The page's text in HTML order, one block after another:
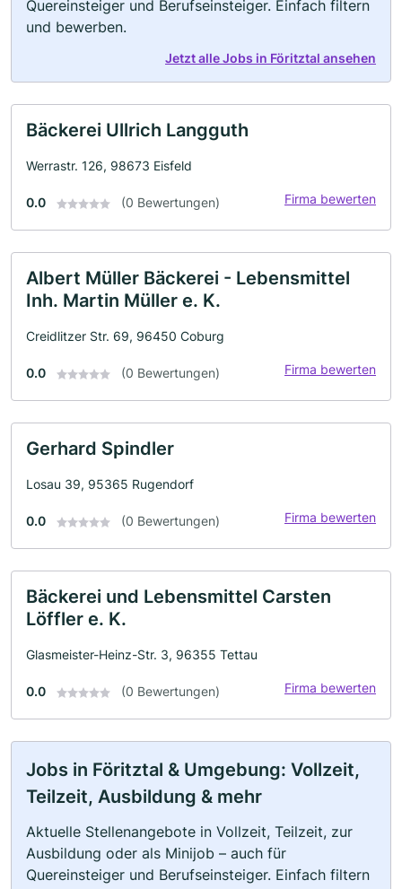
Quereinsteiger und Berufseinsteiger. Einfach filtern
und bewerben.
Jetzt alle Jobs in Föritztal ansehen
Bäckerei Ullrich Langguth
Werrastr. 126, 98673 Eisfeld
0.0 (0 Bewertungen) Firma bewerten
Albert Müller Bäckerei - Lebensmittel
Inh. Martin Müller e. K.
Creidlitzer Str. 69, 96450 Coburg
0.0 (0 Bewertungen) Firma bewerten
Gerhard Spindler
Losau 39, 95365 Rugendorf
0.0 (0 Bewertungen) Firma bewerten
Bäckerei und Lebensmittel Carsten
Löffler e. K.
Glasmeister-Heinz-Str. 3, 96355 Tettau
0.0 (0 Bewertungen) Firma bewerten
Jobs in Föritztal & Umgebung: Vollzeit,
Teilzeit, Ausbildung & mehr
Aktuelle Stellenangebote in Vollzeit, Teilzeit, zur
Ausbildung oder als Minijob – auch für
Quereinsteiger und Berufseinsteiger. Einfach filtern